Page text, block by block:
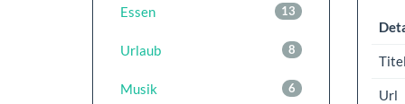
13
Essen
8
Urlaub
6
Musik Url